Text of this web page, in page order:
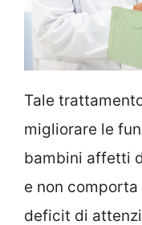
Tale
migliorare le
bambini affetti
e non
deficit di